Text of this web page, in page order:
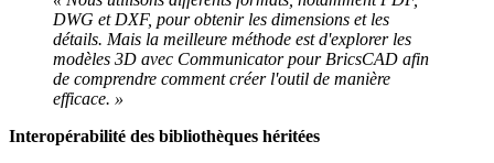
DWG et DXF, pour obtenir les dimensions et les
détails. Mais la meilleure méthode est d'explorer les
modèles 3D avec Communicator pour BricsCAD afin
de comprendre comment créer l'outil de manière
efficace. »
Interopérabilité des bibliothèques héritées